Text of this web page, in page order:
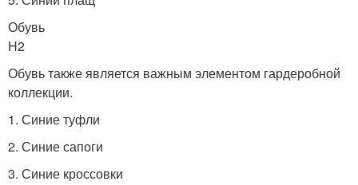
Обувь
H2
Обувь также является важным элементом гардеробной
коллекции.
1. Синие туфли
2. Синие сапоги
3. Синие кроссовки